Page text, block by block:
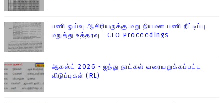
பணி ஓய்வு ஆசிரியருக்கு மறு நியமன பணி நீட்டிப்பு
மறுத்து உத்தரவு - CEO Proceedings
ஆகஸ்ட் 2026 - ஐந்து நாட்கள் வரையறுக்கப்பட்ட
விடுப்புகள் (RL)